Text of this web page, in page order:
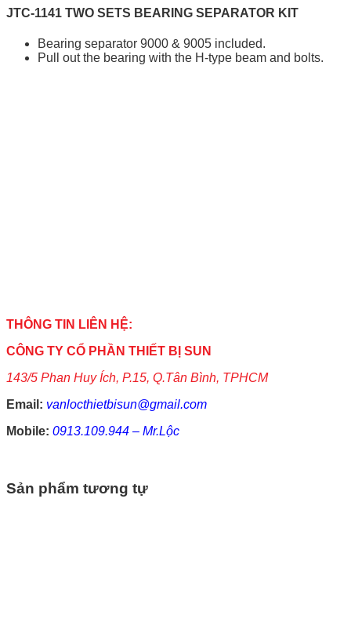
JTC-1141 TWO SETS BEARING SEPARATOR KIT
Bearing separator 9000 & 9005 included.
Pull out the bearing with the H-type beam and bolts.
THÔNG TIN LIÊN HỆ:
CÔNG TY CỔ PHẦN THIẾT BỊ SUN
143/5 Phan Huy Ích, P.15, Q.Tân Bình, TPHCM
Email: vanlocthietbisun@gmail.com
Mobile: 0913.109.944 – Mr.Lộc
Sản phẩm tương tự